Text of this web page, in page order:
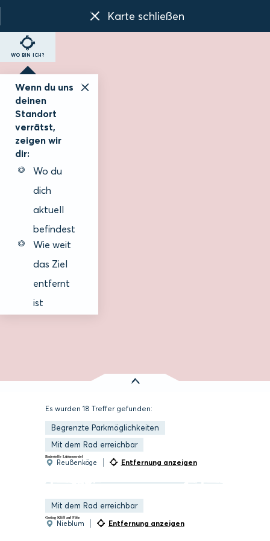
Karte schließen
WO BIN ICH?
Wenn du uns
deinen
Standort
verrätst,
zeigen wir
dir:
Wo du
dich
aktuell
befindest
Wie weit
das Ziel
entfernt
ist
Es wurden 18 Treffergefunden:
Begrenzte Parkmöglichkeiten
Mit dem Rad erreichbar
Badestelle Lüttmoorsiel
Reußenköge Entfernung anzeigen
Mit dem Rad erreichbar
Goting Kliff auf Föhr
Nieblum Entfernung anzeigen